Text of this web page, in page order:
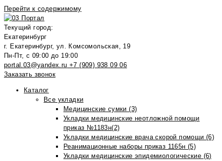
Перейти к содержимому
Текущий город:
Екатеринбург
г. Екатеринбург, ул. Комсомольская, 19
Пн-Пт, с 09:00 до 19:00
portal.03@yandex.ru +7 (909) 938 09 06
Заказать звонок
Каталог
Все укладки
Медицинские сумки (3)
Укладки медицинские неотложной помощи
приказ №1183н(2)
Укладки медицинские врача скорой помощи (6)
Реанимационные наборы приказ 1165н (5)
Укладки медицинские эпидемиологические (6)